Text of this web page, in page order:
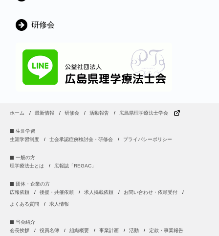
研修会
ホーム 最新情報 研修会 活動報告 広島県理学療法士学会
生涯学習
生涯学習制度
士会承認症例検討会・研修会 プライバシーポリシー
一般の方
理学療法士とは
広報誌「REGAC」
団体・企業の方
広報依頼
後援・共催依頼 求人掲載依頼 お問い合わせ・依頼受付
よくある質問 求人情報
当会紹介
会長挨拶
役員名簿 組織概要 事業計画 活動 定款・事業報告